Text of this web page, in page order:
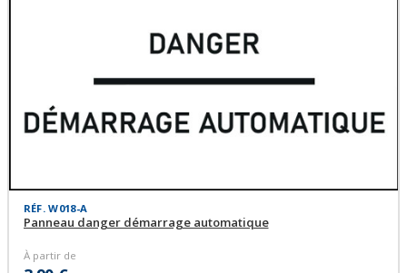
RÉF. W018-A
Panneau danger démarrage automatique
À partir de